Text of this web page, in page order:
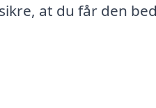
at du får den